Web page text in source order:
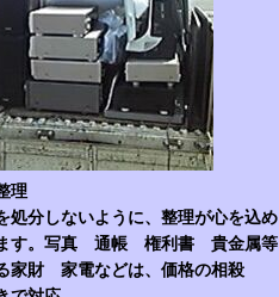
理
処分しないように、整理が心を込め
す。写真 通帳 権利書 貴金属等
家財 家電などは、価格の相殺